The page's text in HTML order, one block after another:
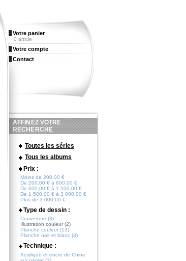
Votre panier
0 article
Votre compte
Contact
AFFINEZ VOTRE
RECHERCHE
Toutes les séries
Tous les albums
Prix :
Moins de 200,00 €
De 200,00 € à 600,00 €
De 600,00 € à 1 500,00 €
De 1 500,00 € à 3 000,00 €
Plus de 3 000,00 €
Type de dessin :
Couverture (3)
Illustration couleur (2)
Planche couleur (13)
Planche noir et blanc (3)
Technique :
Acrylique et encre de Chine